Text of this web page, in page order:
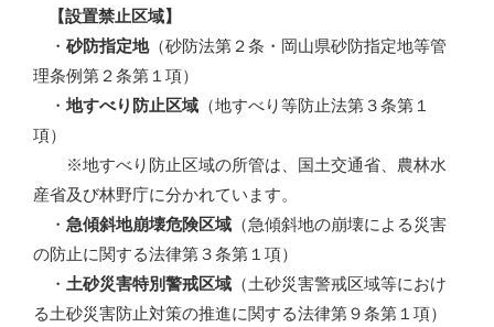
【設置禁止区域】
・ 砂防指定地（砂防法第２条・岡山県砂防指定地等管
理条例第２条第１項）
・ 地すべり防止区域 （地すべり等防止法第３条第１
項）
※地すべり防止区域の所管は、国土交通省、農林水
産省及び林野庁に分かれています。
・ 急傾斜地崩壊危険区域 （急傾斜地の崩壊による災害
の防止に関する法律第３条第１項）
・ 土砂災害特別警戒区域 （土砂災害警戒区域等におけ
る土砂災害防止対策の推進に関する法律第９条第１項）